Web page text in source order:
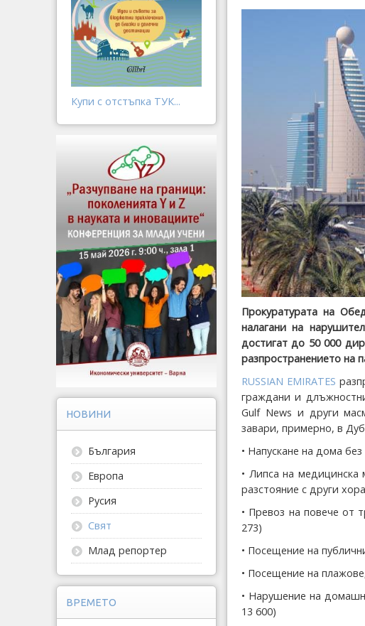
Прокуратурата на
налагани на
достигат до 50 000
разпространението на
RUSSIAN EMIRATES
граждани и
Gulf News и други
завари, примерно, в
• Напускане на дома
• Липса на медицинска
разстояние с други
• Превоз на повече от
273)
• Посещение на
• Посещение на
• Нарушение на
13 600)
Купи с отстъпка ТУК...
НОВИНИ
България
Европа
Русия
Свят
Млад репортер
ВРЕМЕТО